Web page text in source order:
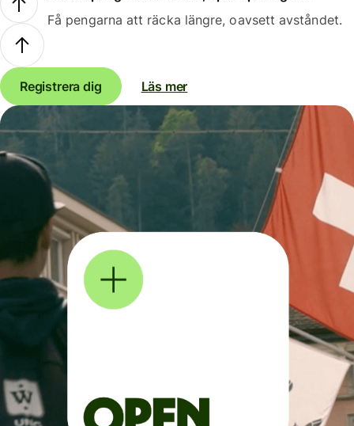
Få pengarna att räcka längre, oavsett avståndet.
Registrera dig Läs mer